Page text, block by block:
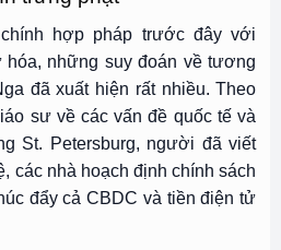
hợp pháp trước đây với
những suy đoán về tương
đã xuất hiện rất nhiều. Theo
sư về các vấn đề quốc tế và
St. Petersburg, người đã viết
các nhà hoạch định chính sách
đẩy cả CBDC và tiền điện tử